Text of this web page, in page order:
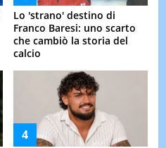
Lo 'strano' destino di
Franco Baresi: uno scarto
che cambiò la storia del
calcio